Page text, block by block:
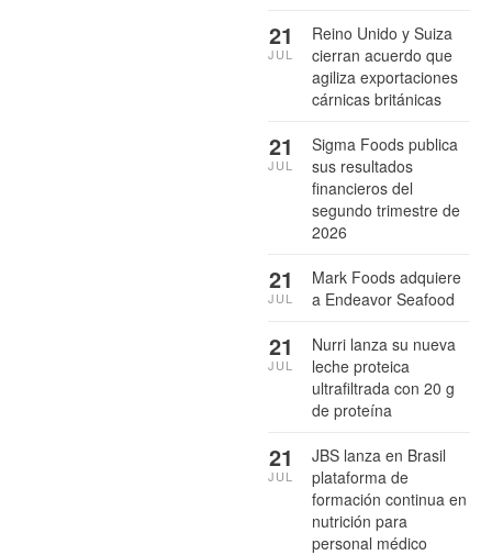
Reino Unido y Suiza
cierran acuerdo que
agiliza exportaciones
cárnicas británicas
21
JUL
Sigma Foods publica
sus resultados
financieros del
segundo trimestre de
2026
21
JUL
Mark Foods adquiere
a Endeavor Seafood
21
JUL
Nurri lanza su nueva
leche proteica
ultrafiltrada con 20 g
de proteína
21
JUL
JBS lanza en Brasil
plataforma de
formación continua en
nutrición para
personal médico
21
JUL